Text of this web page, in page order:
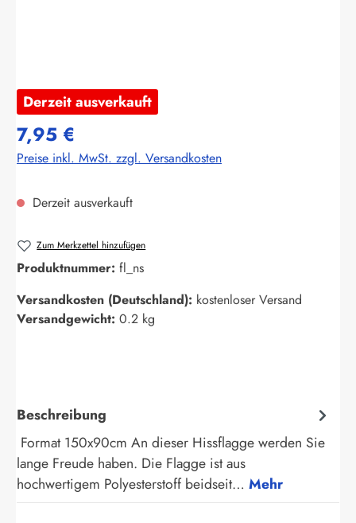
Derzeit ausverkauft
7,95 €
Preise inkl. MwSt. zzgl. Versandkosten
Derzeit ausverkauft
Zum Merkzettel hinzufügen
Produktnummer: fl_ns
Versandkosten (Deutschland): kostenloser Versand
Versandgewicht: 0.2 kg
Beschreibung
Format 150x90cm An dieser Hissflagge werden Sie
lange Freude haben. Die Flagge ist aus
hochwertigem Polyesterstoff beidseit… Mehr